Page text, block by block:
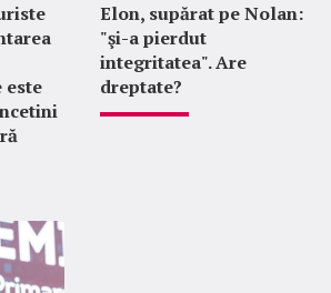
este
Elon, supărat pe Nolan:
"şi-a pierdut
integritatea". Are
dreptate?